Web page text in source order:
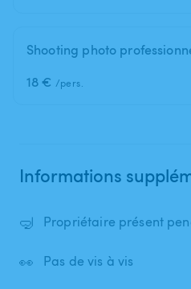
Shooting photo
18 € /pers.
Informations
🤿 Propriétaire présent
👀 Pas de vis à vis